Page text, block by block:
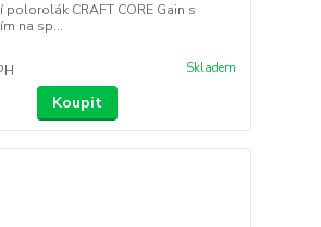
polorolák CRAFT CORE Gain s
na sp...
Skladem
Koupit